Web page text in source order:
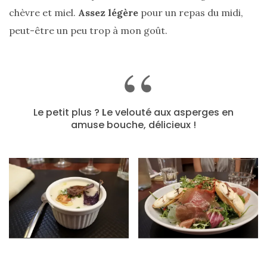
Les
plus
belles
marques
de
sacs
chèvre et miel. Assez légère pour un repas du midi,
peut-être un peu trop à mon goût.
Le petit plus ? Le velouté aux asperges en
amuse bouche, délicieux !